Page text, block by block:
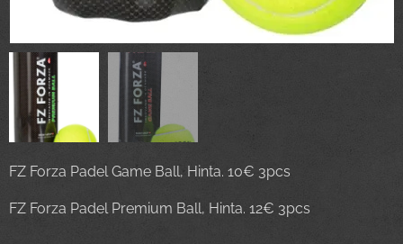
FZ Forza Padel Game Ball, Hinta. 10€ 3pcs
FZ Forza Padel Premium Ball, Hinta. 12€ 3pcs